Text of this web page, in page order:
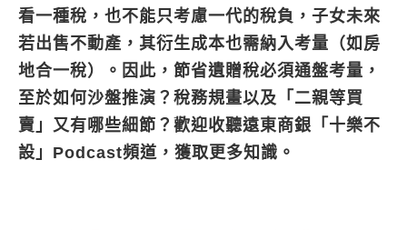
看一種稅，也不能只考慮一代的稅負，子女未來
若出售不動產，其衍生成本也需納入考量（如房
地合一稅）。因此，節省遺贈稅必須通盤考量，
至於如何沙盤推演？稅務規畫以及「二親等買
賣」又有哪些細節？歡迎收聽遠東商銀「十樂不
設」Podcast頻道，獲取更多知識。